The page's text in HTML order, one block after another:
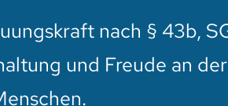
nach § 43b,
und Freude an